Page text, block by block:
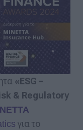
«ESG –
& Regulatory
για το